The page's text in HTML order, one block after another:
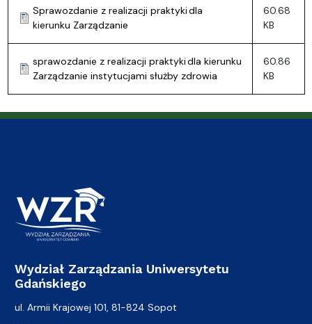
Sprawozdanie z realizacji praktyki dla
kierunku Zarządzanie
60.68
KB
sprawozdanie z realizacji praktyki dla kierunku
Zarządzanie instytucjami służby zdrowia
60.86
KB
Wydział Zarządzania Uniwersytetu
Gdańskiego
ul. Armii Krajowej 101, 81-824 Sopot